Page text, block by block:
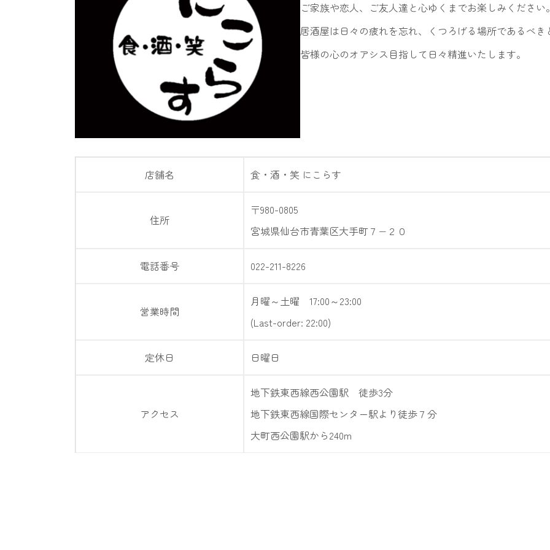
ご家族や恋人、ご友人達と心ゆくまでお楽しみください。
居酒屋は日々の疲れを忘れ、くつろげる場所であるべき
皆様の心のオアシス目指して日々精進いたします。
店舗名 食・酒・笑 にこらす
住所
〒980-0805
宮城県仙台市青葉区大手町７−２０
電話番号 022-211-8226
営業時間
月曜～土曜 17:00～23:00
(Last-order: 22:00)
定休日 日曜日
アクセス
地下鉄東西線西公園駅 徒歩3分
地下鉄東西線国際センター駅より徒歩７分
大町西公園駅から240m